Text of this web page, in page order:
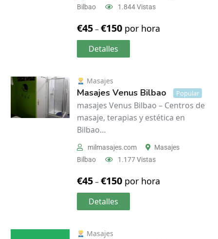
Bilbao
1.844 Vistas
€45–€150 por hora
Detalles
Masajes
Masajes Venus Bilbao Popular
masajes Venus Bilbao – Centros de
masaje, terapias y estética en
Bilbao…
milmasajes.com
Masajes
Bilbao
1.177 Vistas
€45–€150 por hora
Detalles
Masajes